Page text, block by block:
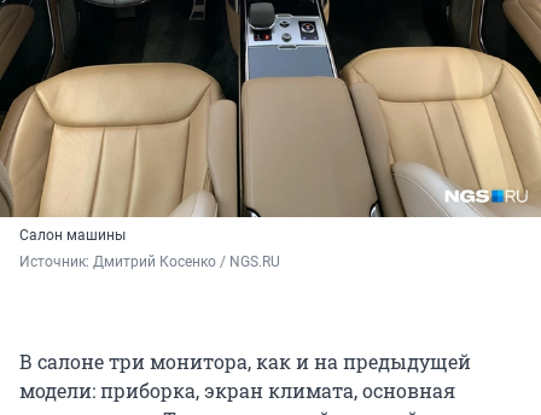
Салон машины
Источник: Дмитрий Косенко / NGS.RU
В салоне три монитора, как и на предыдущей
модели: приборка, экран климата, основная